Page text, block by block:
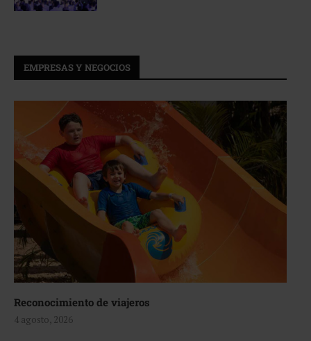
EMPRESAS Y NEGOCIOS
Reconocimiento de viajeros
4 agosto, 2026